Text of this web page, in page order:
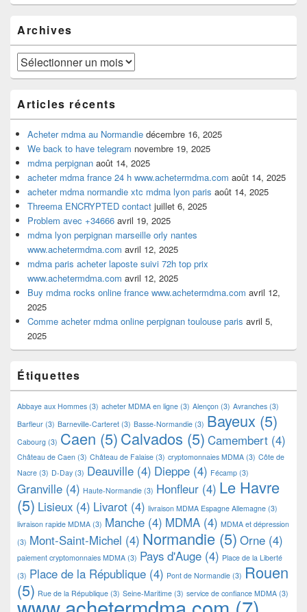
widget
barre
latérale
Archives
Archives
Articles récents
Acheter mdma au Normandie décembre 16, 2025
We back to have telegram novembre 19, 2025
mdma perpignan août 14, 2025
acheter mdma france 24 h www.achetermdma.com août 14, 2025
acheter mdma normandie xtc mdma lyon paris août 14, 2025
Threema ENCRYPTED contact juillet 6, 2025
Problem avec +34666 avril 19, 2025
mdma lyon perpignan marseille orly nantes
www.achetermdma.com avril 12, 2025
mdma paris acheter laposte suivi 72h top prix
www.achetermdma.com avril 12, 2025
Buy mdma rocks online france www.achetermdma.com avril 12,
2025
Comme acheter mdma online perpignan toulouse paris avril 5,
2025
Étiquettes
Abbaye aux Hommes (3) acheter MDMA en ligne (3) Alençon (3) Avranches (3)
Barfleur (3) Barneville-Carteret (3) Basse-Normandie (3) Bayeux (5)
Cabourg (3) Caen (5)Calvados (5) Camembert (4)
Château de Caen (3) Château de Falaise (3) cryptomonnaies MDMA (3) Côte de
Nacre (3) D-Day (3) Deauville (4) Dieppe (4) Fécamp (3)
Granville (4) Haute-Normandie (3) Honfleur (4) Le Havre
(5) Lisieux (4) Livarot (4) livraison MDMA Espagne Allemagne (3)
livraison rapide MDMA (3) Manche (4) MDMA (4) MDMA et dépression
(3) Mont-Saint-Michel (4) Normandie (5) Orne (4)
paiement cryptomonnaies MDMA (3) Pays d'Auge (4) Place de la Liberté
(3) Place de la République (4) Pont de Normandie (3) Rouen
(5) Rue de la République (3) Seine-Maritime (3) service de confiance MDMA (3)